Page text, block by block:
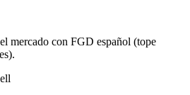
mercado con FGD español (tope